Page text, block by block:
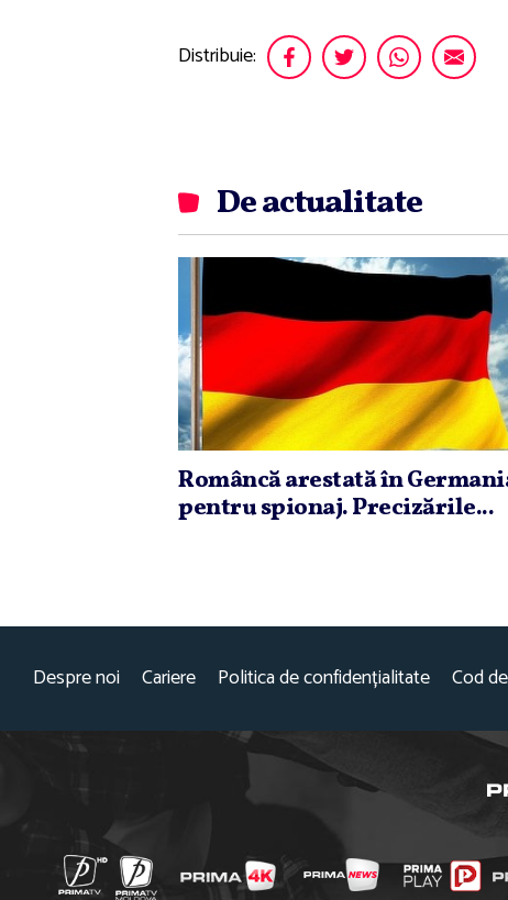
Distribuie:
De actualitate
Româncă arestată în
pentru spionaj. Precizările...
Despre noi Cariere Politica de confidențialitate Cod